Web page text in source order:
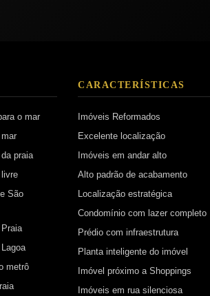
o mar
praia
São
metrô
CARACTERÍSTICAS
Imóveis Reformados
Excelente localização
Imóveis em andar alto
Alto padrão de acabamento
Localização estratégica
Condomínio com lazer completo
Prédio com infraestrutura
Planta inteligente do imóvel
Imóvel próximo a Shoppings
Imóveis em rua silenciosa